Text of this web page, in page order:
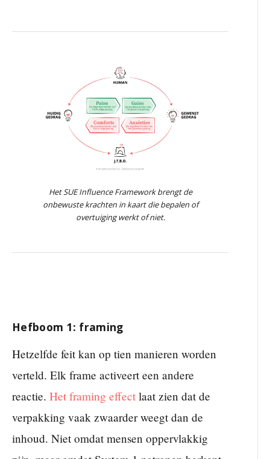
Het SUE Influence Framework brengt de
onbewuste krachten in kaart die bepalen of
overtuiging werkt of niet.
Hefboom 1: framing
Hetzelfde feit kan op tien manieren worden
verteld. Elk frame activeert een andere
reactie. Het framing effect laat zien dat de
verpakking vaak zwaarder weegt dan de
inhoud. Niet omdat mensen oppervlakkig